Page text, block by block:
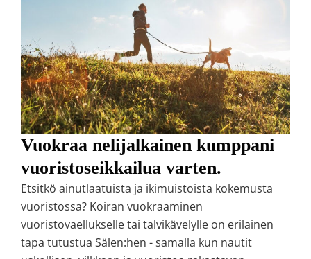
Vuokraa nelijalkainen kumppani
vuoristoseikkailua varten.
Etsitkö ainutlaatuista ja ikimuistoista kokemusta
vuoristossa? Koiran vuokraaminen
vuoristovaellukselle tai talvikävelylle on erilainen
tapa tutustua Sälen:hen - samalla kun nautit